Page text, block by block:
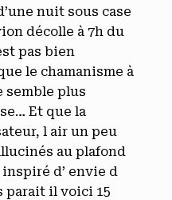
nuit sous case
décolle à 7h du
pas bien
le chamanisme à
semble plus
Et que la
l air un peu
au plafond
d’ envie d
parait il voici 15